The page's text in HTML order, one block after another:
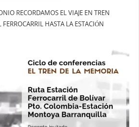
RECORDAMOS EL VIAJE EN TREN
FERROCARRIL HASTA LA ESTACIÓN